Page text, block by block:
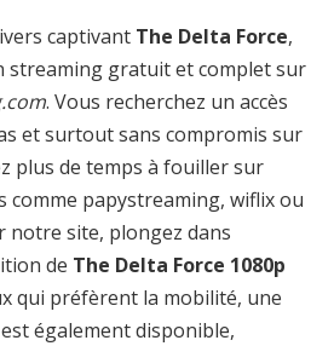
captivant The Delta Force,
streaming gratuit et complet sur
. Vous recherchez un accès
et surtout sans compromis sur
plus de temps à fouiller sur
comme papystreaming, wiflix ou
notre site, plongez dans
de The Delta Force 1080p
qui préfèrent la mobilité, une
également disponible,